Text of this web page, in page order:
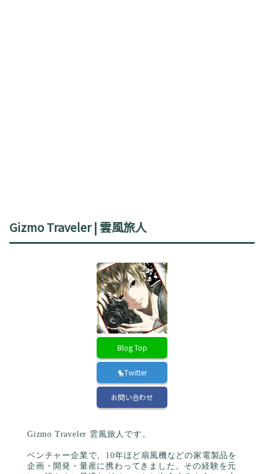
Gizmo Traveler | 雲風旅人
Blog Top
🐤Twitter
お問い合わせ
Gizmo Traveler 雲風旅人です。
ベンチャー企業で、10年ほど扇風機などの家電製品を
企画・開発・量産に携わってきました。その経験を元